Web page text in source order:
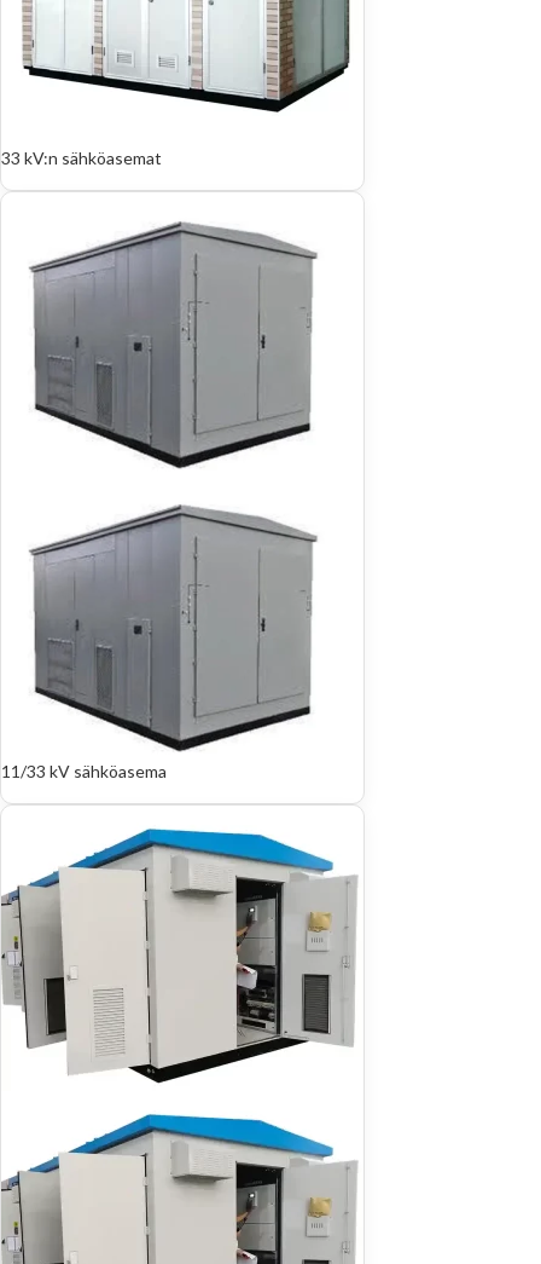
33 kV:n sähköasemat
11/33 kV sähköasema